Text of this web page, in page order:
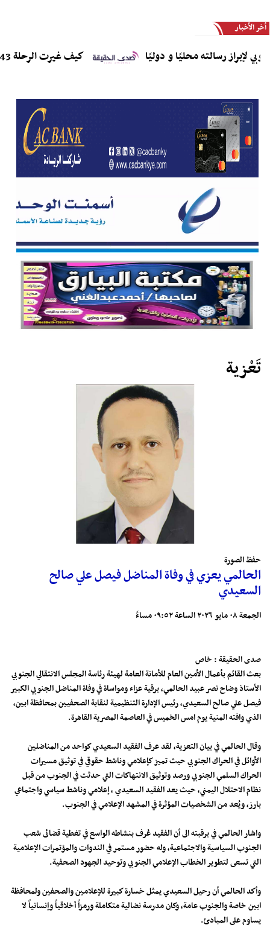
أخر الأخبار
رسالته محليًا و دوليًا كيف غيرت الرحلة 243 قطاع الطيران إلى الأبد
تَعْزية
حفظ الصورة
الحالمي يعزي في وفاة المناضل فيصل علي صالح
السعيدي
الجمعة ٠٨ مايو ٢٠٢٦ الساعة ٠٩:٥٢ مساءً
صدى الحقيقة : خاص
بعث القائم بأعمال الأمين العام للأمانة العامة لهيئة رئاسة المجلس الانتقالي الجنوبي
الأستاذ وضاح نصر عبيد الحالمي، برقية عزاء ومواساة في وفاة المناضل الجنوبي الكبير
فيصل علي صالح السعيدي، رئيس الإدارة التنظيمية لنقابة الصحفيين بمحافظة ابين،
الذي وافته المنية يوم امس الخميس في العاصمة المصرية القاهرة.
وقال الحالمي في بيان التعزية، لقد عرف الفقيد السعيدي كواحد من المناضلين
الأوائل في الحراك الجنوبي حيث تميز كإعلامي وناشط حقوقي في توثيق مسيرات
الحراك السلمي الجنوبي ورصد وتوثيق الانتهاكات التي حدثت في الجنوب من قبل
نظام الاحتلال اليمني، حيث يعد الفقيد السعيدي ، إعلامي وناشط سياسي واجتماعي
بارز، ويُعد من الشخصيات المؤثرة في المشهد الإعلامي في الجنوب.
و​اشار الحالمي في برقبته الى أن الفقيد عُرف بنشاطه الواسع في تغطية قضائى شعب
الجنوب السياسية والاجتماعية، وله حضور مستمر في الندوات والمؤتمرات الإعلامية
التي تسعى لتطوير الخطاب الإعلامي الجنوبي وتوحيد الجهود الصحفية.
وأكد الحالمي أن رحيل السعيدي يمثل خسارة كبيرة للإعلامين والصحفين ولمحافظة
ابين خاصة والجنوب عامة، وكان مدرسة نضالية متكاملة ورمزاً أخلاقياً وإنسانياً لا
يساوم على المبادئ.